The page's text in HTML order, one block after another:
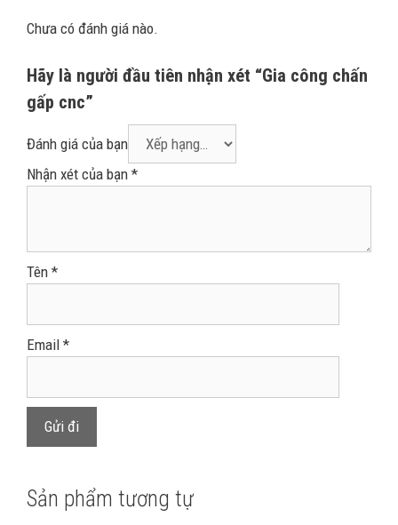
Chưa có đánh giá nào.
Hãy là người đầu tiên nhận xét “Gia công chấn
gấp cnc”
Đánh giá của bạn
Nhận xét của bạn *
Tên *
Email *
Sản phẩm tương tự